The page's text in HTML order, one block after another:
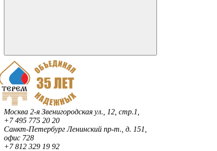
Москва 2-я Звенигородская ул., 12, стр.1,
+7 495 775 20 20
Санкт-ПетербургЛенинский пр-т., д. 151,
офис 728
+7 812 329 19 92